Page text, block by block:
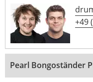
+49
Pearl Bongoständer